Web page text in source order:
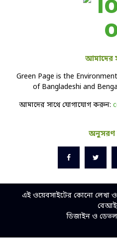
আমাদের
Green Page is the
of Bangladeshi and
আমাদের সাথে যোগাযোগ করুন:
এই ওয়েবসাইটের কোনো লেখা
ডিজাইন ও